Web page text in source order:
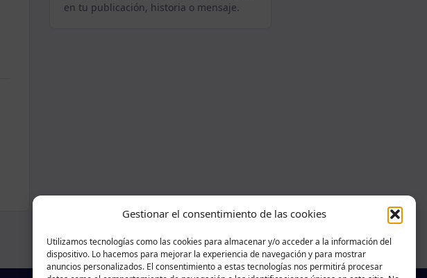
Gestionar el consentimiento de las cookies
Utilizamos tecnologías como las cookies para almacenar y/o acceder a la información del
dispositivo. Lo hacemos para mejorar la experiencia de navegación y para mostrar
anuncios personalizados. El consentimiento a estas tecnologías nos permitirá procesar
en tu publicación, historia o mensaje.